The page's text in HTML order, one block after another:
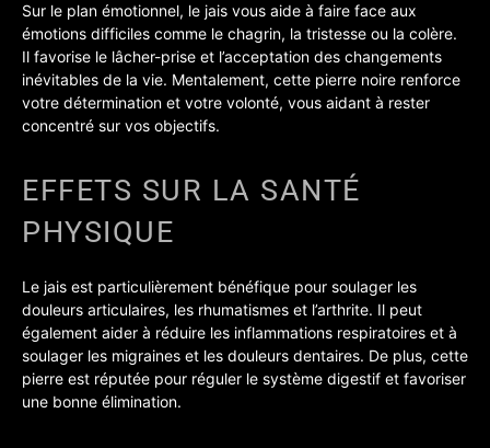
Sur le plan émotionnel, le jais vous aide à faire face aux
émotions difficiles comme le chagrin, la tristesse ou la colère.
Il favorise le lâcher-prise et l’acceptation des changements
inévitables de la vie. Mentalement, cette pierre noire renforce
votre détermination et votre volonté, vous aidant à rester
concentré sur vos objectifs.
EFFETS SUR LA SANTÉ
PHYSIQUE
Le jais est particulièrement bénéfique pour soulager les
douleurs articulaires, les rhumatismes et l’arthrite. Il peut
également aider à réduire les inflammations respiratoires et à
soulager les migraines et les douleurs dentaires. De plus, cette
pierre est réputée pour réguler le système digestif et favoriser
une bonne élimination.